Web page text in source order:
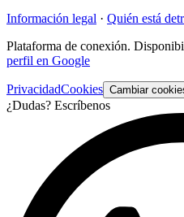
Información legal · Quién está
Plataforma de conexión.
perfil en Google
PrivacidadCookies Cambiar
¿Dudas? Escríbenos